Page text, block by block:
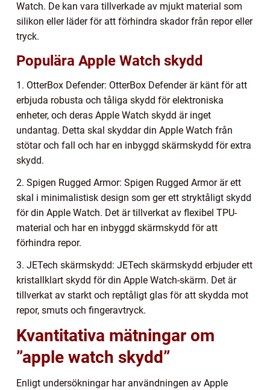
Watch. De kan vara tillverkade av mjukt material som
silikon eller läder för att förhindra skador från repor eller
tryck.
Populära Apple Watch skydd
1. OtterBox Defender: OtterBox Defender är känt för att
erbjuda robusta och tåliga skydd för elektroniska
enheter, och deras Apple Watch skydd är inget
undantag. Detta skal skyddar din Apple Watch från
stötar och fall och har en inbyggd skärmskydd för extra
skydd.
2. Spigen Rugged Armor: Spigen Rugged Armor är ett
skal i minimalistisk design som ger ett stryktåligt skydd
för din Apple Watch. Det är tillverkat av flexibel TPU-
material och har en inbyggd skärmskydd för att
förhindra repor.
3. JETech skärmskydd: JETech skärmskydd erbjuder ett
kristallklart skydd för din Apple Watch-skärm. Det är
tillverkat av starkt och reptåligt glas för att skydda mot
repor, smuts och fingeravtryck.
Kvantitativa mätningar om
”apple watch skydd”
Enligt undersökningar har användningen av Apple